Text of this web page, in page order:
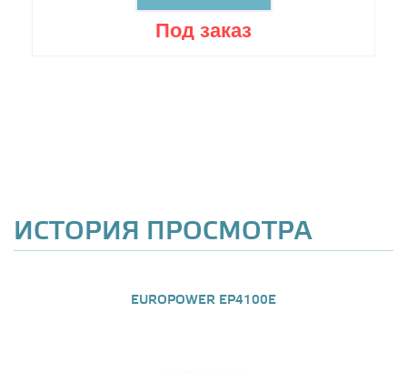
Под заказ
ИСТОРИЯ ПРОСМОТРА
EUROPOWER EP4100E